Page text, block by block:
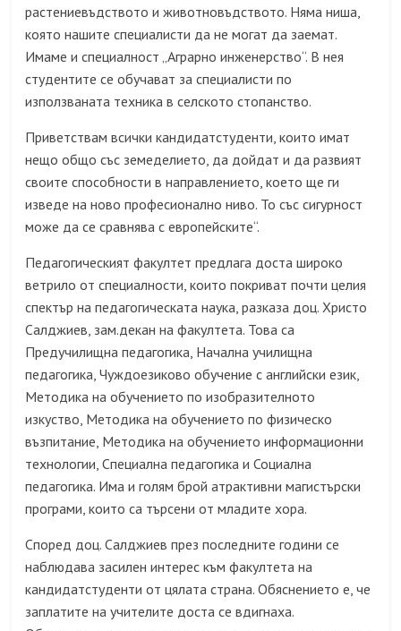
растениевъдството и животновъдството. Няма ниша,
която нашите специалисти да не могат да заемат.
Имаме и специалност „Аграрно инженерство“. В нея
студентите се обучават за специалисти по
използваната техника в селското стопанство.
Приветствам всички кандидатстуденти, които имат
нещо общо със земеделието, да дойдат и да развият
своите способности в направлението, което ще ги
изведе на ново професионално ниво. То със сигурност
може да се сравнява с европейските“.
Педагогическият факултет предлага доста широко
ветрило от специалности, които покриват почти целия
спектър на педагогическата наука, разказа доц. Христо
Салджиев, зам.декан на факултета. Това са
Предучилищна педагогика, Начална училищна
педагогика, Чуждоезиково обучение с английски език,
Методика на обучението по изобразителното
изкуство, Методика на обучението по физическо
възпитание, Методика на обучението информационни
технологии, Специална педагогика и Социална
педагогика. Има и голям брой атрактивни магистърски
програми, които са търсени от младите хора.
Според доц. Салджиев през последните години се
наблюдава засилен интерес към факултета на
кандидатстуденти от цялата страна. Обяснението е, че
заплатите на учителите доста се вдигнаха.